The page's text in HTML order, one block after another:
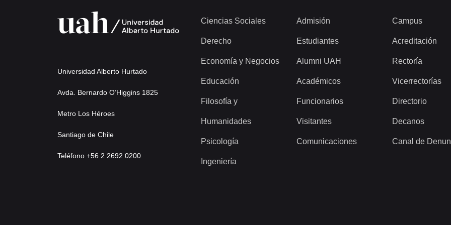
Universidad Alberto Hurtado
Avda. Bernardo O’Higgins 1825
Metro Los Héroes
Santiago de Chile
Teléfono +56 2 2692 0200
Ciencias Sociales
Derecho
Economía y Negocios
Educación
Filosofía y
Humanidades
Psicología
Ingeniería
Admisión
Estudiantes
Alumni UAH
Académicos
Funcionarios
Visitantes
Comunicaciones
Campus
Acreditación
Rectoría
Vicerrectorías
Directorio
Decanos
Canal de